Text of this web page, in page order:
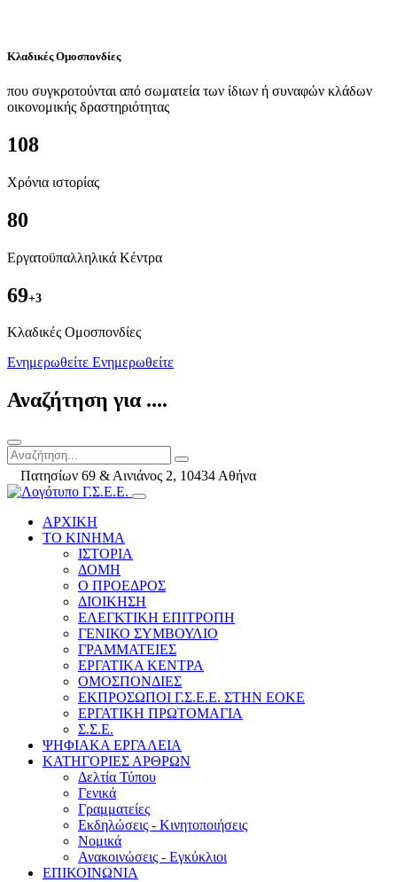
Κλαδικές Ομοσπονδίες
που συγκροτούνται από σωματεία των ίδιων ή συναφών κλάδων
οικονομικής δραστηριότητας
108
Χρόνια ιστορίας
80
Εργατοϋπαλληλικά Κέντρα
69+3
Kλαδικές Ομοσπονδίες
Ενημερωθείτε Ενημερωθείτε
Αναζήτηση για ....
Πατησίων 69 & Αινιάνος 2, 10434 Αθήνα
ΑΡΧΙΚΗ
ΤΟ ΚΙΝΗΜΑ
ΙΣΤΟΡΙΑ
ΔΟΜΗ
Ο ΠΡΟΕΔΡΟΣ
ΔΙΟΙΚΗΣΗ
ΕΛΕΓΚΤΙΚΗ ΕΠΙΤΡΟΠΗ
ΓΕΝΙΚΟ ΣΥΜΒΟΥΛΙΟ
ΓΡΑΜΜΑΤΕΙΕΣ
ΕΡΓΑΤΙΚΑ ΚΕΝΤΡΑ
ΟΜΟΣΠΟΝΔΙΕΣ
ΕΚΠΡΟΣΩΠΟΙ Γ.Σ.Ε.Ε. ΣΤΗΝ ΕΟΚΕ
ΕΡΓΑΤΙΚΗ ΠΡΩΤΟΜΑΓΙΑ
Σ.Σ.Ε.
ΨΗΦΙΑΚΑ ΕΡΓΑΛΕΙΑ
ΚΑΤΗΓΟΡΙΕΣ ΑΡΘΡΩΝ
Δελτία Τύπου
Γενικά
Γραμματείες
Εκδηλώσεις - Κινητοποιήσεις
Νομικά
Ανακοινώσεις - Εγκύκλιοι
ΕΠΙΚΟΙΝΩΝΙΑ